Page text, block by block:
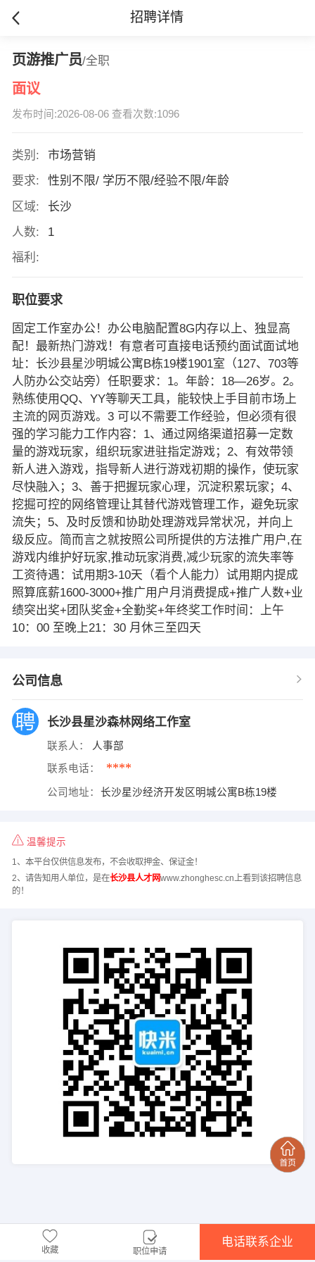
招聘详情
页游推广员/全职
面议
发布时间:2026-08-06 查看次数:1096
类别:
市场营销
要求:
性别不限/ 学历不限/经验不限/年龄
区域:
长沙
人数:
1
福利:
职位要求
固定工作室办公！办公电脑配置8G内存以上、独显高
配！最新热门游戏！有意者可直接电话预约面试面试地
址：长沙县星沙明城公寓B栋19楼1901室（127、703等
人防办公交站旁）任职要求：1。年龄：18—26岁。2。
熟练使用QQ、YY等聊天工具，能较快上手目前市场上
主流的网页游戏。3 可以不需要工作经验，但必须有很
强的学习能力工作内容：1、通过网络渠道招募一定数
量的游戏玩家，组织玩家进驻指定游戏；2、有效带领
新人进入游戏，指导新人进行游戏初期的操作，使玩家
尽快融入；3、善于把握玩家心理，沉淀积累玩家；4、
挖掘可控的网络管理让其替代游戏管理工作，避免玩家
流失；5、及时反馈和协助处理游戏异常状况，并向上
级反应。简而言之就按照公司所提供的方法推广用户,在
游戏内维护好玩家,推动玩家消费,减少玩家的流失率等
工资待遇：试用期3-10天（看个人能力）试用期内提成
照算底薪1600-3000+推广用户月消费提成+推广人数+业
绩突出奖+团队奖金+全勤奖+年终奖工作时间：上午
10：00 至晚上21：30 月休三至四天
公司信息
长沙县星沙森林网络工作室
联系人： 人事部
联系电话： ****
公司地址： 长沙星沙经济开发区明城公寓B栋19楼
温馨提示
1、本平台仅供信息发布，不会收取押金、保证金！
2、请告知用人单位，是在长沙县人才网www.zhonghesc.cn上看到该招聘信息
的！
收藏 职位申请
电话联系企业